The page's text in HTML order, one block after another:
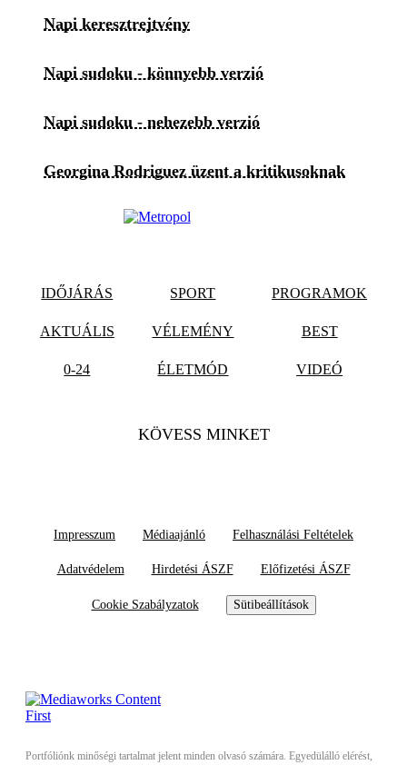
Napi keresztrejtvény
Napi sudoku - könnyebb verzió
Napi sudoku - nehezebb verzió
Georgina Rodriguez üzent a kritikusoknak
IDŐJÁRÁS SPORT PROGRAMOK
AKTUÁLIS VÉLEMÉNY BEST
0-24 ÉLETMÓD VIDEÓ
KÖVESS MINKET
Impresszum Médiaajánló Felhasználási Feltételek
Adatvédelem Hirdetési ÁSZF Előfizetési ÁSZF
Cookie Szabályzatok Sütibeállítások
Portfóliónk minőségi tartalmat jelent minden olvasó számára. Egyedülálló elérést,